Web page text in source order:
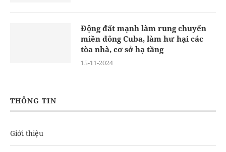
Động đất mạnh làm rung chuyển
miền đông Cuba, làm hư hại các
tòa nhà, cơ sở hạ tầng
15-11-2024
THÔNG TIN
Giới thiệu